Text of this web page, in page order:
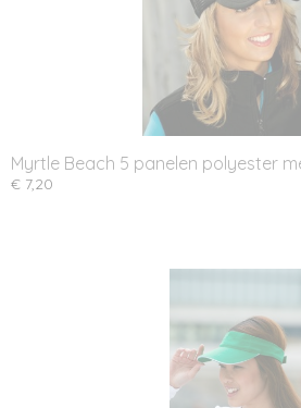
Myrtle Beach 5 panelen polyester
€ 7,20